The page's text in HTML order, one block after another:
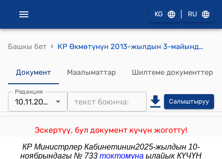
KG RU
Башкы бет › КР Өкмөтүнүн 2013-жылдын 3-майындагы №230 "Кыргыз Республикасынын Өкмөтүнүн 2010-жылдын 25-ноябрындагы№301 "Кыргыз Республикасынын Өкмөтүнө караштуу Мамлекеттик каттоо кызматынын алдындагы Кадастр жана кыймылсыз мүлккө укуктарды каттоо департаментинин жергиликтүү каттоо органдары тарабынан жана Кыймылсыз мүлк боюнча бирдиктүү маалыматтык системасынан кыймылсыз мүлк жөнүндө маалыматтарды берүү тартиби тууралуу жобону бекитүү тууралуу" токтомуна өзгөртүүлөрдү жана толуктоолорду киргизүү жөнүндө" токтому
Документ Маалыматтар Шилтеме документтер
Редакция
10.11.2025 Салыштыруу
Эскертүү, бул документ күчүн жоготту!